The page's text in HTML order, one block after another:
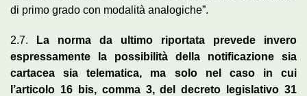
di primo grado con modalità analogiche”.
2.7.
La norma da ultimo riportata prevede invero
espressamente la possibilità della notificazione sia
cartacea sia telematica, ma solo nel caso in cui
l’articolo 16 bis, comma 3, del decreto legislativo 31